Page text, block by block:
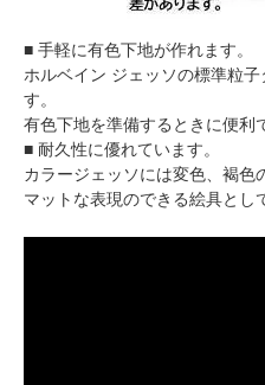
■ 手軽に有色下地が作れます。
ホルベイン ジェッソの標準粒
す。
有色下地を準備するときに便利
■ 耐久性に優れています。
カラージェッソには変色、褐色
マットな表現のできる絵具とし